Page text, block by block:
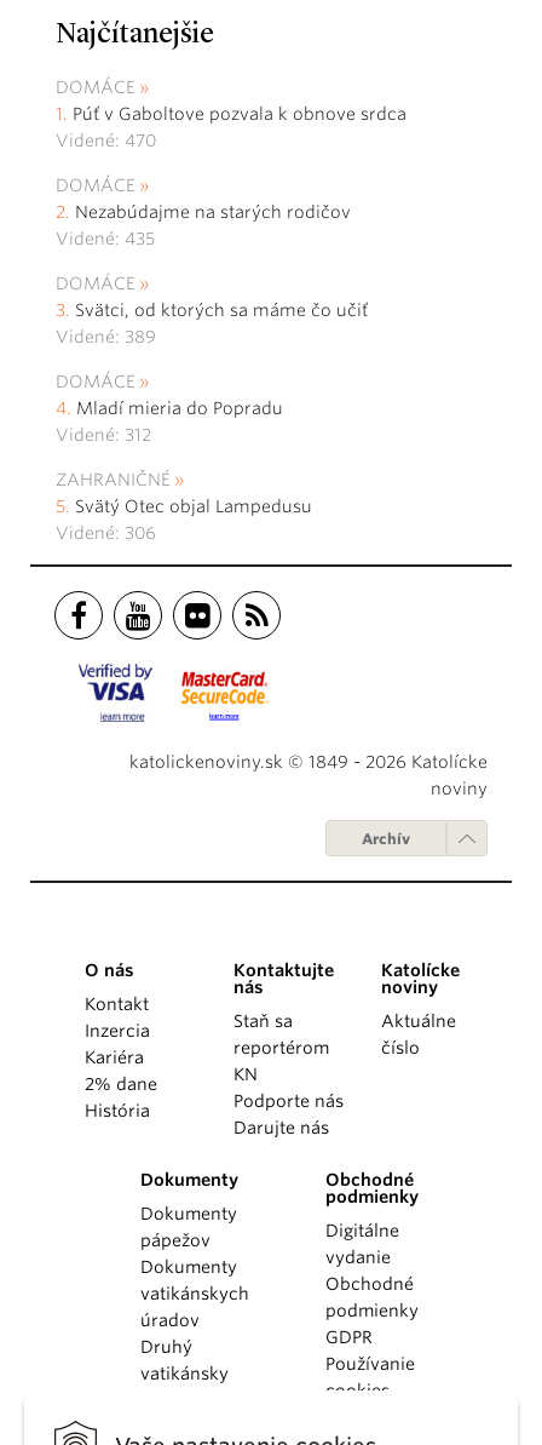
Najčítanejšie
DOMÁCE
Púť v Gaboltove pozvala k obnove srdca
Videné: 470
DOMÁCE
Nezabúdajme na starých rodičov
Videné: 435
DOMÁCE
Svätci, od ktorých sa máme čo učiť
Videné: 389
DOMÁCE
Mladí mieria do Popradu
Videné: 312
ZAHRANIČNÉ
Svätý Otec objal Lampedusu
Videné: 306
katolickenoviny.sk © 1849 - 2026 Katolícke
noviny
Archív
O nás
Kontakt
Inzercia
Kariéra
2% dane
História
Kontaktujte
nás
Staň sa
reportérom
KN
Podporte nás
Darujte nás
Katolícke
noviny
Aktuálne
číslo
Dokumenty
Dokumenty
pápežov
Dokumenty
vatikánskych
úradov
Druhý
vatikánsky
Obchodné
podmienky
Digitálne
vydanie
Obchodné
podmienky
GDPR
Používanie
cookies